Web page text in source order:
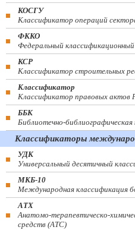
КОСГУ
Классификатор операций
ФККО
Федеральный
КСР
Классификатор строительных
Классификатор
Классификатор правовых актов
ББК
Библиотечно-библиографическая
Классификаторы
УДК
Универсальный десятичный
МКБ-10
Международная классификация
АТХ
Анатомо-терапевтическо-
средств (ATC)